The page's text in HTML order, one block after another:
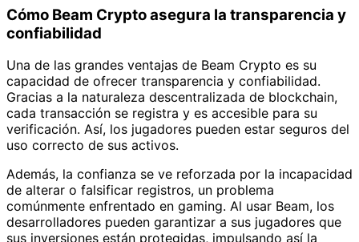
Cómo Beam Crypto asegura la transparencia y
confiabilidad
Una de las grandes ventajas de Beam Crypto es su
capacidad de ofrecer transparencia y confiabilidad.
Gracias a la naturaleza descentralizada de blockchain,
cada transacción se registra y es accesible para su
verificación. Así, los jugadores pueden estar seguros del
uso correcto de sus activos.
Además, la confianza se ve reforzada por la incapacidad
de alterar o falsificar registros, un problema
comúnmente enfrentado en gaming. Al usar Beam, los
desarrolladores pueden garantizar a sus jugadores que
sus inversiones están protegidas, impulsando así la